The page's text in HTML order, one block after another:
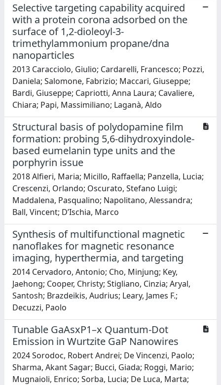
Selective targeting capability acquired
with a protein corona adsorbed on the
surface of 1,2-dioleoyl-3-
trimethylammonium propane/dna
nanoparticles
2013 Caracciolo, Giulio; Cardarelli, Francesco; Pozzi,
Daniela; Salomone, Fabrizio; Maccari, Giuseppe;
Bardi, Giuseppe; Capriotti, Anna Laura; Cavaliere,
Chiara; Papi, Massimiliano; Laganà, Aldo
Structural basis of polydopamine film
formation: probing 5,6-dihydroxyindole-
based eumelanin type units and the
porphyrin issue
2018 Alfieri, Maria; Micillo, Raffaella; Panzella, Lucia;
Crescenzi, Orlando; Oscurato, Stefano Luigi;
Maddalena, Pasqualino; Napolitano, Alessandra;
Ball, Vincent; D’Ischia, Marco
Synthesis of multifunctional magnetic
nanoflakes for magnetic resonance
imaging, hyperthermia, and targeting
2014 Cervadoro, Antonio; Cho, Minjung; Key,
Jaehong; Cooper, Christy; Stigliano, Cinzia; Aryal,
Santosh; Brazdeikis, Audrius; Leary, James F.;
Decuzzi, Paolo
Tunable GaAsxP1–x Quantum-Dot
Emission in Wurtzite GaP Nanowires
2024 Sorodoc, Robert Andrei; De Vincenzi, Paolo;
Sharma, Akant Sagar; Bucci, Giada; Roggi, Mario;
Mugnaioli, Enrico; Sorba, Lucia; De Luca, Marta;